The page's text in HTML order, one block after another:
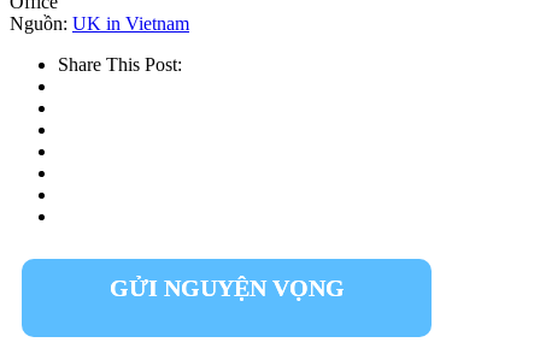
Nguồn: UK in Vietnam
Share This Post:
GỬI NGUYỆN VỌNG